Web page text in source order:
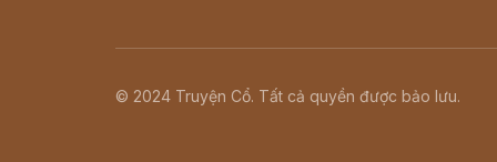
© 2024 Truyện Cổ. Tất cả quyền được bảo lưu.